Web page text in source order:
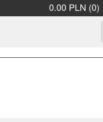
0.00 PLN (0)